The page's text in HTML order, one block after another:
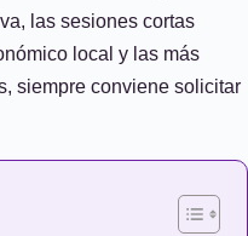
las sesiones cortas
local y las más
siempre conviene solicitar